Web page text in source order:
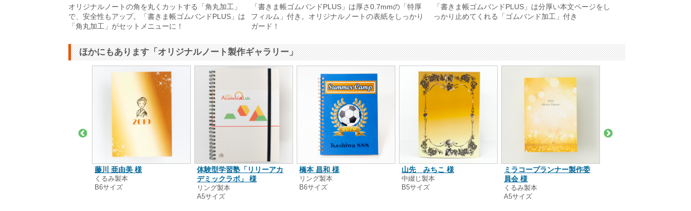
オリジナルノートの角を丸くカットする「角丸加工」
で、安全性もアップ。「書きま帳ゴムバンドPLUS」は
「角丸加工」がセットメニューに！
「書きま帳ゴムバンドPLUS」は厚さ0.7mmの「特厚
フィルム」付き。オリジナルノートの表紙をしっかり
ガード！
「書きま帳ゴムバンドPLUS」は分厚い本文ページをし
っかり止めてくれる「ゴムバンド加工」付き
ほかにもあります「オリジナルノート製作ギャラリー」
藤川 亜由美 様
くるみ製本
B6サイズ
体験型学習塾「リリーアカ
デミックラボ」 様
リング製本
A5サイズ
橋本 昌和 様
リング製本
B6サイズ
山先 みちこ 様
中綴じ製本
B5サイズ
ミラコープランナー製作委
員会 様
くるみ製本
A5サイズ